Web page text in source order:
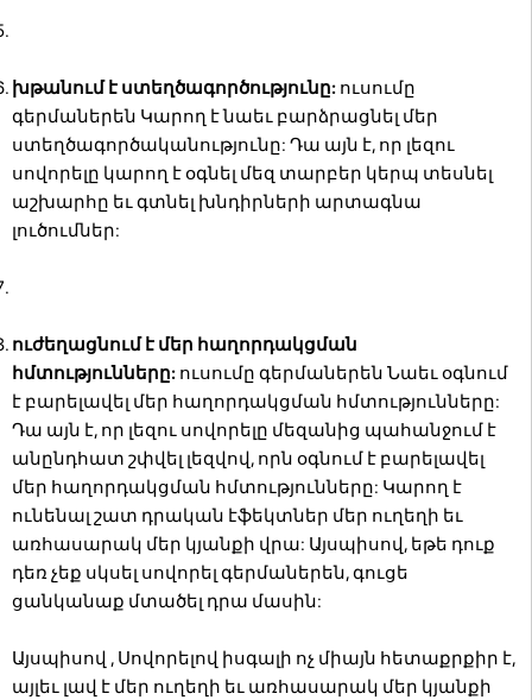
խթանում է ստեղծագործությունը: ուսումը
գերմաներեն Կարող է նաեւ բարձրացնել մեր
ստեղծագործականությունը: Դա այն է, որ լեզու
սովորելը կարող է օգնել մեզ տարբեր կերպ տեսնել
աշխարհը եւ գտնել խնդիրների արտագնա
լուծումներ:
ուժեղացնում է մեր հաղորդակցման
հմտությունները: ուսումը գերմաներեն Նաեւ օգնում
է բարելավել մեր հաղորդակցման հմտությունները:
Դա այն է, որ լեզու սովորելը մեզանից պահանջում է
անընդհատ շփվել լեզվով, որն օգնում է բարելավել
մեր հաղորդակցման հմտությունները: Կարող է
ունենալ շատ դրական էֆեկտներ մեր ուղեղի եւ
առհասարակ մեր կյանքի վրա: Այսպիսով, եթե դուք
դեռ չեք սկսել սովորել գերմաներեն, գուցե
ցանկանաք մտածել դրա մասին:
Այսպիսով , Սովորելով իսգալի ոչ միայն հետաքրքիր է,
այլեւ լավ է մեր ուղեղի եւ առհասարակ մեր կյանքի